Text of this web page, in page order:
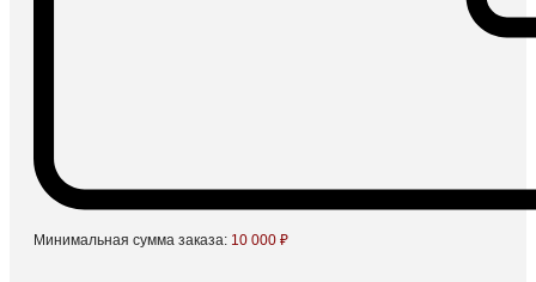
Минимальная сумма заказа: 10 000 ₽